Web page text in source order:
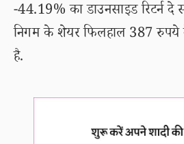
-44.19% का डाउनसाइड रिटर्न
निगम के शेयर फिलहाल 387 रुपये
है.